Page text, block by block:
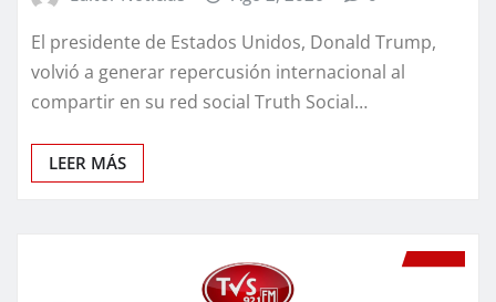
El presidente de Estados Unidos, Donald Trump,
volvió a generar repercusión internacional al
compartir en su red social Truth Social…
LEER MÁS